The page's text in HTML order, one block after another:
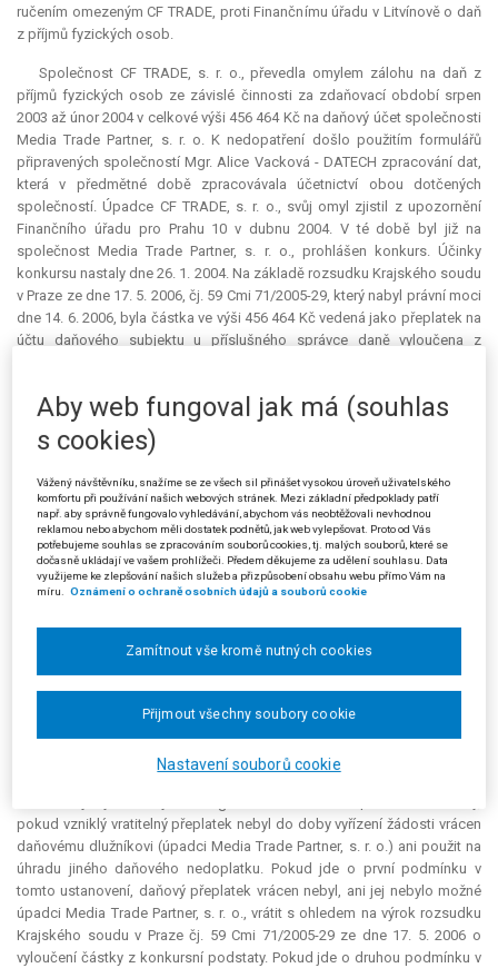
ručením omezeným CF TRADE, proti Finančnímu úřadu v Litvínově o daň
z příjmů fyzických osob.
Společnost CF TRADE, s. r. o., převedla omylem zálohu na daň z
příjmů fyzických osob ze závislé činnosti za zdaňovací období srpen
2003 až únor 2004 v celkové výši 456 464 Kč na daňový účet společnosti
Media Trade Partner, s. r. o. K nedopatření došlo použitím formulářů
připravených společností Mgr. Alice Vacková - DATECH zpracování dat,
která v předmětné době zpracovávala účetnictví obou dotčených
společností. Úpadce CF TRADE, s. r. o., svůj omyl zjistil z upozornění
Finančního úřadu pro Prahu 10 v dubnu 2004. V té době byl již na
společnost Media Trade Partner, s. r. o., prohlášen konkurs. Účinky
konkursu nastaly dne 26. 1. 2004. Na základě rozsudku Krajského soudu
v Praze ze dne 17. 5. 2006, čj. 59 Cmi 71/2005-29, který nabyl právní moci
dne 14. 6. 2006, byla částka ve výši 456 464 Kč vedená jako přeplatek na
účtu daňového subjektu u příslušného správce daně vyloučena z
žalovaného o vrácení této omylem zaslané platby. Na tuto žádost
žalovaný nereagoval. Po prohlášení konkursu na úpadce CF TRADE, s. r.
o., žalobkyně dne 26. 3. 2007 opětovně žádala žalovaného, aby vrátil
předmětnou částku do konkursní podstaty úpadce CF TRADE, s. r. o.
Žalovaný odpověděl sdělením ze dne 16. 4. 2007, v němž uvedl, že se v
tomto případě nejednalo o vratitelný přeplatek dle § 64 daňového řádu.
Žalobkyni vydal pouze potvrzení o došlé platbě a o totožnosti daňového
dlužníka, na úhradu jehož daňového nedoplatku byla platba
zaevidována. Proti postupu žalovaného brojila žalobkyně reklamací.
nevyhověl.
zejména nesouhlasila se závěrem, že se v její právní věci nejedná o
vratitelný přeplatek na dani dle § 64 d. ř. Tvrdí, že úpadce CF TRADE, s. r.
o., v soudním řízení prokázal, že finanční hotovost ve výši 456 464 Kč je
přeplatkem na účtu pokladny úpadce Media Trade Partner, s. r. o., že
pokud vzniklý vratitelný přeplatek nebyl do doby vyřízení žádosti vrácen
daňovému dlužníkovi (úpadci Media Trade Partner, s. r. o.) ani použit na
úhradu jiného daňového nedoplatku. Pokud jde o první podmínku v
tomto ustanovení, daňový přeplatek vrácen nebyl, ani jej nebylo možné
úpadci Media Trade Partner, s. r. o., vrátit s ohledem na výrok rozsudku
Krajského soudu v Praze čj. 59 Cmi 71/2005-29 ze dne 17. 5. 2006 o
vyloučení částky z konkursní podstaty. Pokud jde o druhou podmínku v
Aby web fungoval jak má (souhlas
s cookies)
Vážený návštěvníku, snažíme se ze všech sil přinášet vysokou úroveň uživatelského
komfortu při používání našich webových stránek. Mezi základní předpoklady patří
např. aby správně fungovalo vyhledávání, abychom vás neobtěžovali nevhodnou
reklamou nebo abychom měli dostatek podnětů, jak web vylepšovat. Proto od Vás
potřebujeme souhlas se zpracováním souborů cookies, tj. malých souborů, které se
dočasně ukládají ve vašem prohlížeči. Předem děkujeme za udělení souhlasu. Data
využijeme ke zlepšování našich služeb a přizpůsobení obsahu webu přímo Vám na
míru.
Oznámení o ochraně osobních údajů a souborů cookie
Nastavení souborů cookie
Zamítnout vše kromě nutných cookies
Přijmout všechny soubory cookie